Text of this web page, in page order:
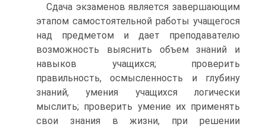
Сдача экзаменов является завершающим
этапом самостоятельной работы учащегося
над предметом и дает преподавателю
возможность выяснить объем знаний и
навыков учащихся; проверить
правильность, осмысленность и глубину
знаний, умения учащихся логически
мыслить; проверить умение их применять
свои знания в жизни, при решении